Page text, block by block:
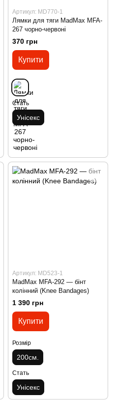
Артикул: MD770-1
Лямки для тяги MadMax MFA-
267 чорно-червоні
370 грн
Купити
Стать
Унісекс
Артикул: MD523-1
MadMax MFA-292 — бінт
колінний (Knee Bandages)
1 390 грн
Купити
Розмір
200см.
Стать
Унісекс